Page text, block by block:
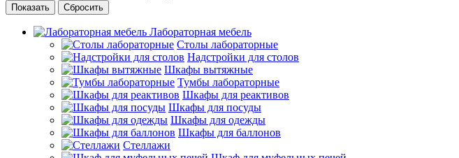
Сбросить
Лабораторная мебель
Столы лабораторные
Надстройки для столов
Шкафы вытяжные
Тумбы лабораторные
Шкафы для реактивов
Шкафы для посуды
Шкафы для одежды
Шкафы для баллонов
Стеллажи